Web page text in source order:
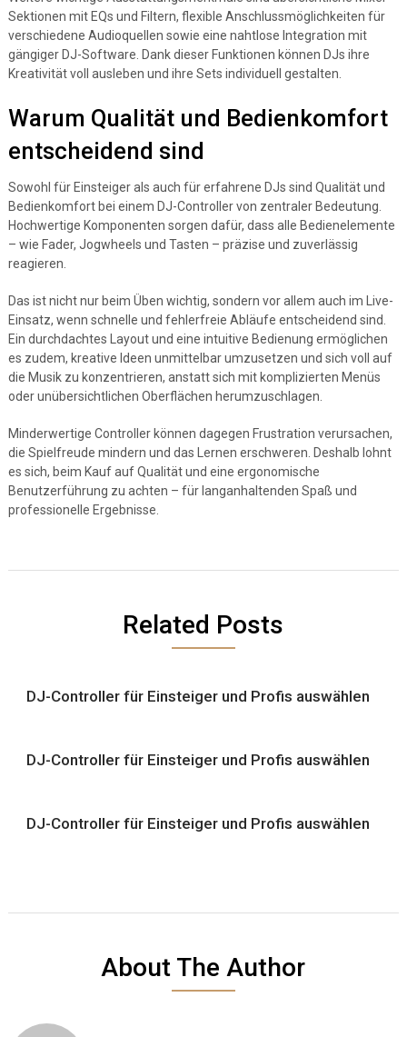
Sektionen mit EQs und Filtern, flexible Anschlussmöglichkeiten für
verschiedene Audioquellen sowie eine nahtlose Integration mit
gängiger DJ-Software. Dank dieser Funktionen können DJs ihre
Kreativität voll ausleben und ihre Sets individuell gestalten.
Warum Qualität und Bedienkomfort
entscheidend sind
Sowohl für Einsteiger als auch für erfahrene DJs sind Qualität und
Bedienkomfort bei einem DJ-Controller von zentraler Bedeutung.
Hochwertige Komponenten sorgen dafür, dass alle Bedienelemente
– wie Fader, Jogwheels und Tasten – präzise und zuverlässig
reagieren.
Das ist nicht nur beim Üben wichtig, sondern vor allem auch im Live-
Einsatz, wenn schnelle und fehlerfreie Abläufe entscheidend sind.
Ein durchdachtes Layout und eine intuitive Bedienung ermöglichen
es zudem, kreative Ideen unmittelbar umzusetzen und sich voll auf
die Musik zu konzentrieren, anstatt sich mit komplizierten Menüs
oder unübersichtlichen Oberflächen herumzuschlagen.
Minderwertige Controller können dagegen Frustration verursachen,
die Spielfreude mindern und das Lernen erschweren. Deshalb lohnt
es sich, beim Kauf auf Qualität und eine ergonomische
Benutzerführung zu achten – für langanhaltenden Spaß und
professionelle Ergebnisse.
Related Posts
DJ-Controller für Einsteiger und Profis auswählen
DJ-Controller für Einsteiger und Profis auswählen
DJ-Controller für Einsteiger und Profis auswählen
About The Author